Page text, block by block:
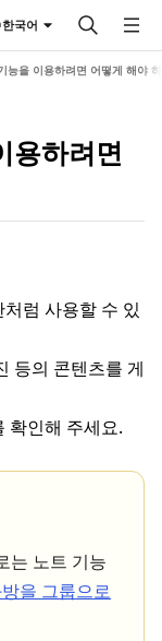
한국어
능을 이용하려면 어떻게 해야
용하려면
럼 사용할 수 있
등의 콘텐츠를 게
확인해 주세요.
는 노트 기능
을 그룹으로